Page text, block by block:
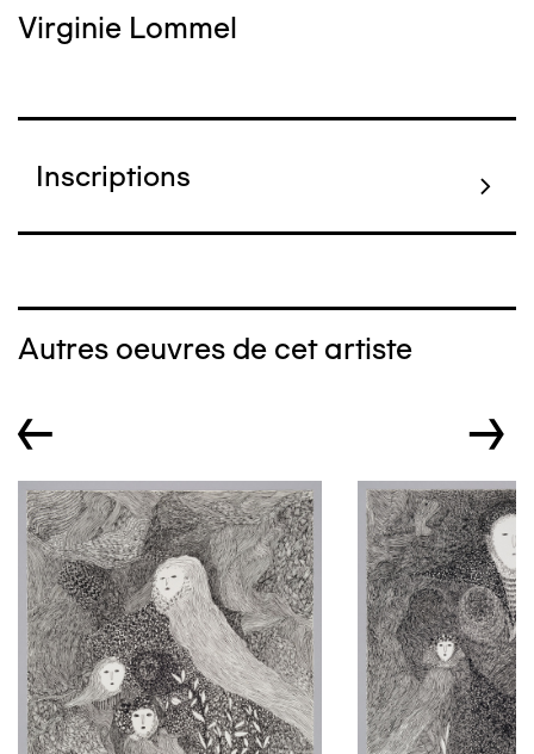
Virginie Lommel
Inscriptions
Autres oeuvres de cet artiste
← →